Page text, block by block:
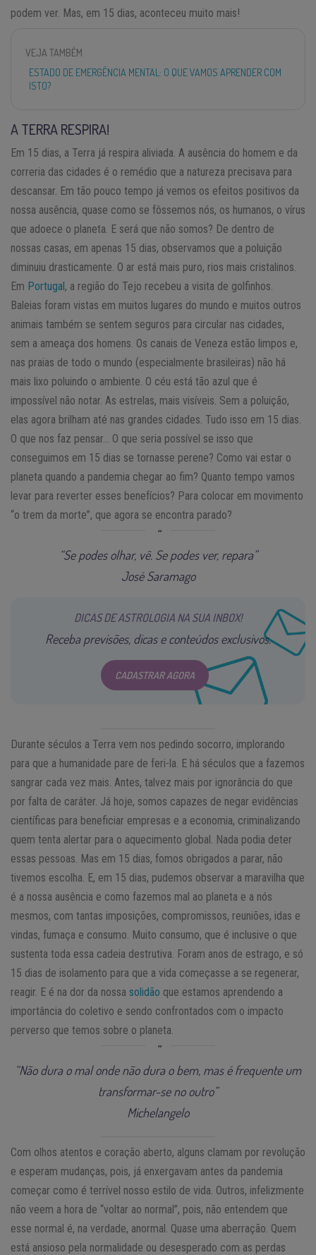
podem ver. Mas, em 15 dias, aconteceu muito mais!
VEJA TAMBÉM
ESTADO DE EMERGÊNCIA MENTAL: O QUE VAMOS APRENDER COM
ISTO?
A TERRA RESPIRA!
Em 15 dias, a Terra já respira aliviada. A ausência do homem e da
correria das cidades é o remédio que a natureza precisava para
descansar. Em tão pouco tempo já vemos os efeitos positivos da
nossa ausência, quase como se fôssemos nós, os humanos, o vírus
que adoece o planeta. E será que não somos? De dentro de
nossas casas, em apenas 15 dias, observamos que a poluição
diminuiu drasticamente. O ar está mais puro, rios mais cristalinos.
Em Portugal, a região do Tejo recebeu a visita de golfinhos.
Baleias foram vistas em muitos lugares do mundo e muitos outros
animais também se sentem seguros para circular nas cidades,
sem a ameaça dos homens. Os canais de Veneza estão limpos e,
nas praias de todo o mundo (especialmente brasileiras) não há
mais lixo poluindo o ambiente. O céu está tão azul que é
impossível não notar. As estrelas, mais visíveis. Sem a poluição,
elas agora brilham até nas grandes cidades. Tudo isso em 15 dias.
O que nos faz pensar… O que seria possível se isso que
conseguimos em 15 dias se tornasse perene? Como vai estar o
planeta quando a pandemia chegar ao fim? Quanto tempo vamos
levar para reverter esses benefícios? Para colocar em movimento
“o trem da morte”, que agora se encontra parado?
“Se podes olhar, vê. Se podes ver, repara”
José Saramago
DICAS DE ASTROLOGIA NA SUA INBOX!
Receba previsões, dicas e conteúdos exclusivos.
CADASTRAR AGORA
Durante séculos a Terra vem nos pedindo socorro, implorando
para que a humanidade pare de feri-la. E há séculos que a fazemos
sangrar cada vez mais. Antes, talvez mais por ignorância do que
por falta de caráter. Já hoje, somos capazes de negar evidências
científicas para beneficiar empresas e a economia, criminalizando
quem tenta alertar para o aquecimento global. Nada podia deter
essas pessoas. Mas em 15 dias, fomos obrigados a parar, não
tivemos escolha. E, em 15 dias, pudemos observar a maravilha que
é a nossa ausência e como fazemos mal ao planeta e a nós
mesmos, com tantas imposições, compromissos, reuniões, idas e
vindas, fumaça e consumo. Muito consumo, que é inclusive o que
sustenta toda essa cadeia destrutiva. Foram anos de estrago, e só
15 dias de isolamento para que a vida começasse a se regenerar,
reagir. E é na dor da nossa solidão que estamos aprendendo a
importância do coletivo e sendo confrontados com o impacto
perverso que temos sobre o planeta.
“Não dura o mal onde não dura o bem, mas é frequente um
transformar-se no outro”
Michelangelo
Com olhos atentos e coração aberto, alguns clamam por revolução
e esperam mudanças, pois, já enxergavam antes da pandemia
começar como é terrível nosso estilo de vida. Outros, infelizmente
não veem a hora de “voltar ao normal”, pois, não entendem que
esse normal é, na verdade, anormal. Quase uma aberração. Quem
está ansioso pela normalidade ou desesperado com as perdas